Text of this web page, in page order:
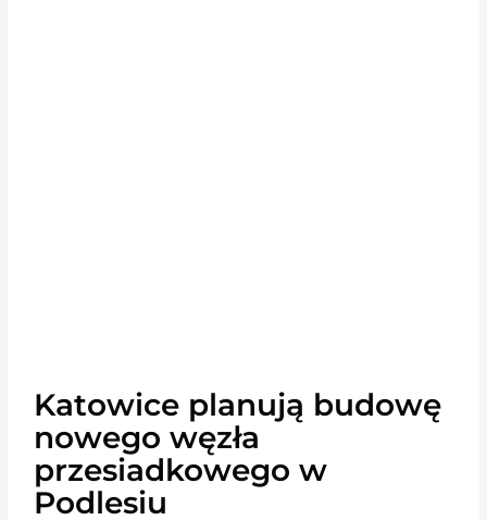
Katowice planują budowę
nowego węzła
przesiadkowego w
Podlesiu